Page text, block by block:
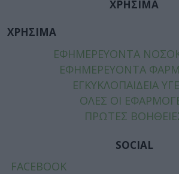
ΧΡΗΣΙΜΑ
ΧΡΗΣΙΜΑ
ΕΦΗΜΕΡΕΥΟΝΤΑ
ΕΦΗΜΕΡΕΥΟΝΤΑ
ΕΓΚΥΚΛΟΠΑΙΔΕΙΑ
ΟΛΕΣ ΟΙ
ΠΡΩΤΕΣ
SOCIAL
FACEBOOK